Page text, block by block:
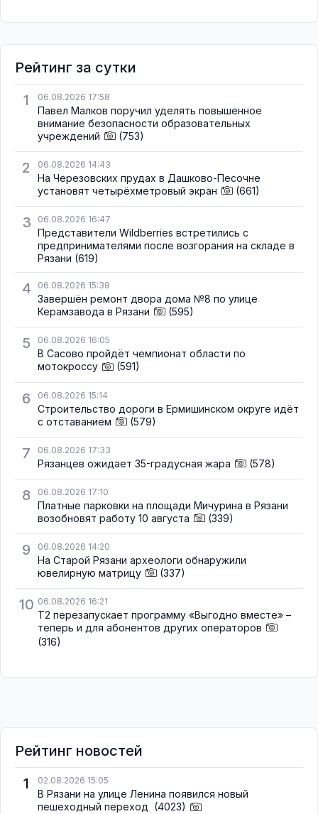
Рейтинг за сутки
1
06.08.2026 17:58
Павел Малков поручил уделять повышенное
внимание безопасности образовательных
учреждений
(753)
2 06.08.2026 14:43
На Черезовских прудах в Дашково-Песочне
установят четырёхметровый экран
(661)
3 06.08.2026 16:47
Представители Wildberries встретились с
предпринимателями после возгорания на складе в
Рязани (619)
4 06.08.2026 15:38
Завершён ремонт двора дома №8 по улице
Керамзавода в Рязани
(595)
5 06.08.2026 16:05
В Сасово пройдёт чемпионат области по
мотокроссу
(591)
6 06.08.2026 15:14
Строительство дороги в Ермишинском округе идёт
с отставанием
(579)
7 06.08.2026 17:33
Рязанцев ожидает 35-градусная жара (578)
8 06.08.2026 17:10
Платные парковки на площади Мичурина в Рязани
возобновят работу 10 августа
(339)
9 06.08.2026 14:20
На Старой Рязани археологи обнаружили
ювелирную матрицу
(337)
10 06.08.2026 16:21
Т2 перезапускает программу «Выгодно вместе» –
теперь и для абонентов других операторов
(316)
Рейтинг новостей
1
02.08.2026 15:05
В Рязани на улице Ленина появился новый
пешеходный переход (4023)